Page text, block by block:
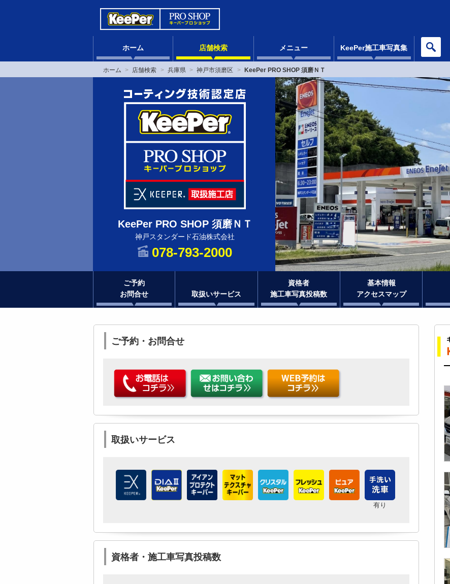
ホーム 店舗検索 メニュー KeePer施工車写真集
ホーム 店舗検索 兵庫県 神戸市須磨区 KeePer PRO SHOP 須磨ＮＴ
KeePer PRO SHOP 須磨ＮＴ
神戸スタンダード石油株式会社
078-793-2000
ご予約
お問合せ
取扱いサービス
資格者
施工車写真投稿数
基本情報
アクセスマップ
ご予約・お問合せ
取扱いサービス
有り
資格者・施工車写真投稿数